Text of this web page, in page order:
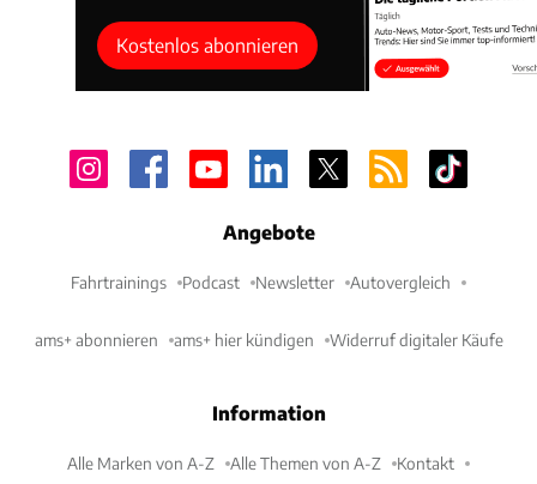
Kostenlos abonnieren
Angebote
Fahrtrainings Podcast Newsletter Autovergleich
ams+ abonnieren ams+ hier kündigen Widerruf digitaler Käufe
Information
Alle Marken von A-Z Alle Themen von A-Z Kontakt